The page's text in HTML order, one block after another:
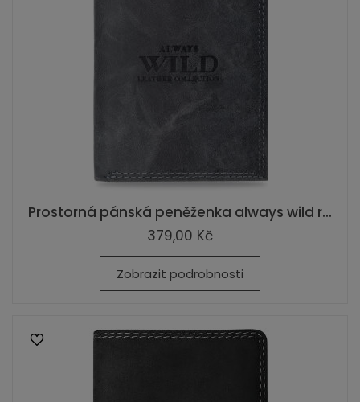
Prostorná pánská peněženka always wild r...
379,00 Kč
Zobrazit podrobnosti